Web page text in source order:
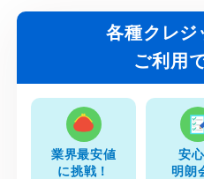
各種クレジ
ご利用
業界最安値
に挑戦！
安
明朗